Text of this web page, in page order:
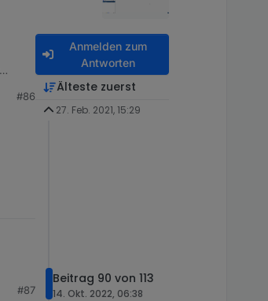
#86
#87
Anmelden zum
Antworten
Älteste zuerst
27. Feb. 2021, 15:29
Beitrag 90 von 113
14. Okt. 2022, 06:38